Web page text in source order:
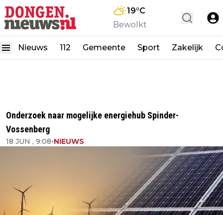
19°C
Bewolkt
Nieuws 112 Gemeente Sport Zakelijk
Onderzoek naar mogelijke energiehub Spinder-
Vossenberg
18 JUN , 9:08•NIEUWS